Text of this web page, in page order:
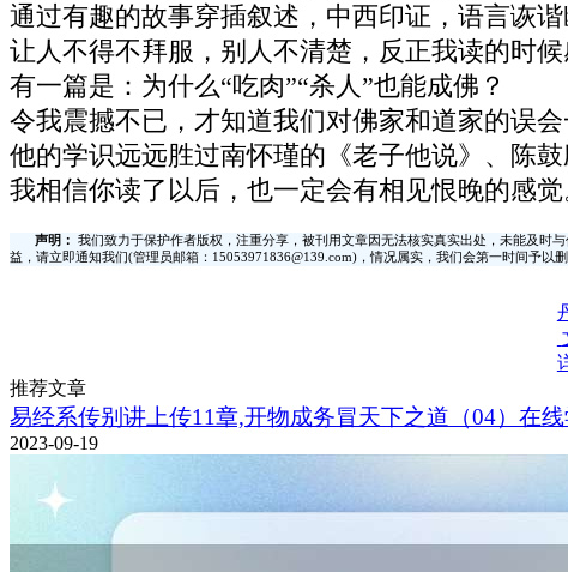
通过有趣的故事穿插叙述，中西印证，语言诙谐
让人不得不拜服，别人不清楚，反正我读的时候
有一篇是：为什么“吃肉”“杀人”也能成佛？
令我震撼不已，才知道我们对佛家和道家的误会
他的学识远远胜过南怀瑾的《老子他说》、陈
我相信你读了以后，也一定会有相见恨晚的感觉
声明：
我们致力于保护作者版权，注重分享，被刊用文章因无法核实真实出处，未能及时
益，请立即通知我们(管理员邮箱：15053971836@139.com)，情况属实，我们会第一时间予以
推荐文章
易经系传别讲上传11章,开物成务冒天下之道（04）在线
2023-09-19